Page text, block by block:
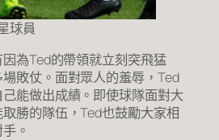
球員
為Ted的帶領就立刻突飛猛
敗仗。面對眾人的羞辱，Ted
能做出成績。即使球隊面對大
勝的隊伍，Ted也鼓勵大家相
。